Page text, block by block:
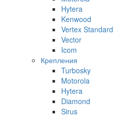
Hytera
Kenwood
Vertex Standard
Vector
Icom
Крепления
Turbosky
Motorola
Hytera
Diamond
Sirus